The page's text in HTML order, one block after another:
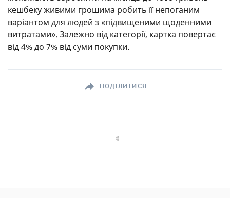
кешбеку живими грошима робить її непоганим
варіантом для людей з «підвищеними щоденними
витратами». Залежно від категорії, картка повертає
від 4% до 7% від суми покупки.
ПОДІЛИТИСЯ